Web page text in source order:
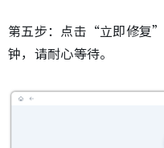
第五步：点击“立即修复
钟，请耐心等待。